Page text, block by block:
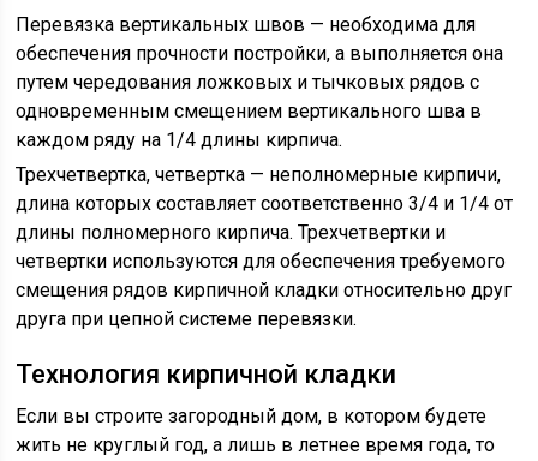
Перевязка вертикальных швов — необходима для
обеспечения прочности постройки, а выполняется она
путем чередования ложковых и тычковых рядов с
одновременным смещением вертикального шва в
каждом ряду на 1/4 длины кирпича.
Трехчетвертка, четвертка — неполномерные кирпичи,
длина которых составляет соответственно 3/4 и 1/4 от
длины полномерного кирпича. Трехчетвертки и
четвертки используются для обеспечения требуемого
смещения рядов кирпичной кладки относительно друг
друга при цепной системе перевязки.
Технология кирпичной кладки
Если вы строите загородный дом, в котором будете
жить не круглый год, а лишь в летнее время года, то